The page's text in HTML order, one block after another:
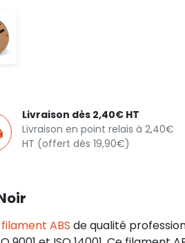
Livraison dès 2,40€ HT
Livraison en point relais à 2,40€
HT (offert dès 19,90€)
filament ABS de qualité